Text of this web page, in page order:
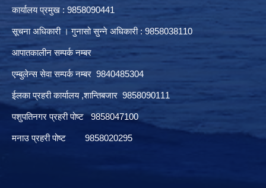
कार्यालय प्रमुख : 9858090441
सूचना अधिकारी । गुनासो सुन्ने अधिकारी : 9858038110
आपातकालीन सम्पर्क नम्बर
एम्बुलेन्स सेवा सम्पर्क नम्बर 9840485304
ईलका प्रहरी कार्यालय ,शान्तिबजार 9858090111
पशुपतिनगर प्रहरी पोष्ट 9858047100
मनाउ प्रहरी पोष्ट 9858020295